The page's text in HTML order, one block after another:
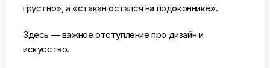
грустно», а «стакан остался на подоконнике».
Здесь — важное отступление про дизайн и
искусство.